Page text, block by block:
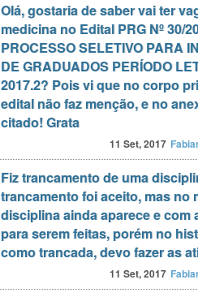
Olá, gostaria de saber vai ter
medicina no Edital PRG Nº 30/
PROCESSO SELETIVO PARA
DE GRADUADOS PERÍODO
2017.2? Pois vi que no corpo
edital não faz menção, e no
citado! Grata
11 Set, 2017
Fiz trancamento de uma
trancamento foi aceito, mas no
disciplina ainda aparece e com
para serem feitas, porém no
como trancada, devo fazer as
11 Set, 2017